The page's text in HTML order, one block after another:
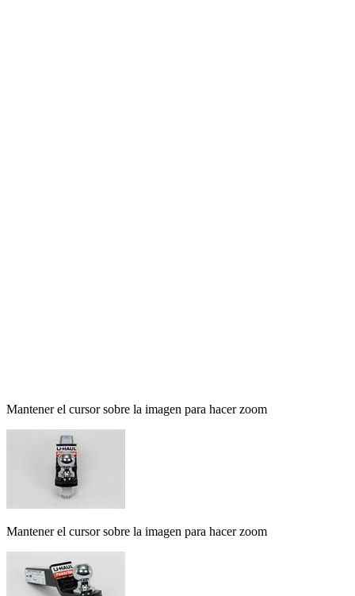
Mantener el cursor sobre la imagen para hacer zoom
Mantener el cursor sobre la imagen para hacer zoom